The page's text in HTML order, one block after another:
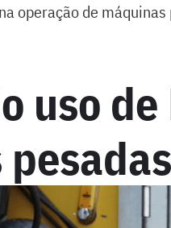
operação de máquinas
uso de